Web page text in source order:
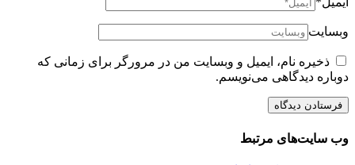
وبسایت
ذخیره نام، ایمیل و وبسایت من در مرورگر برای زمانی که
دوباره دیدگاهی می‌نویسم.
وب سایت‌های مرتبط